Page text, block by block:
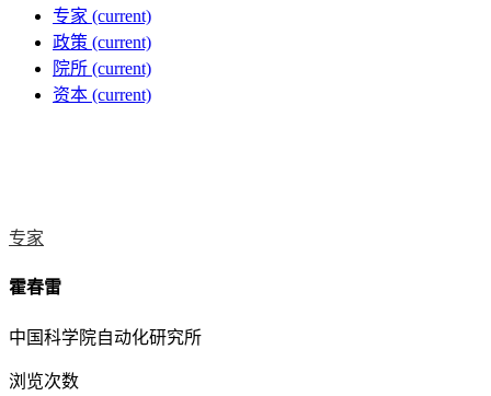
专家 (current)
政策 (current)
院所 (current)
资本 (current)
专家
霍春雷
中国科学院自动化研究所
浏览次数